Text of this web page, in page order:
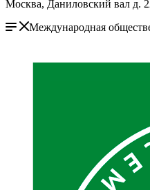
Москва, Даниловский вал д.
Международная